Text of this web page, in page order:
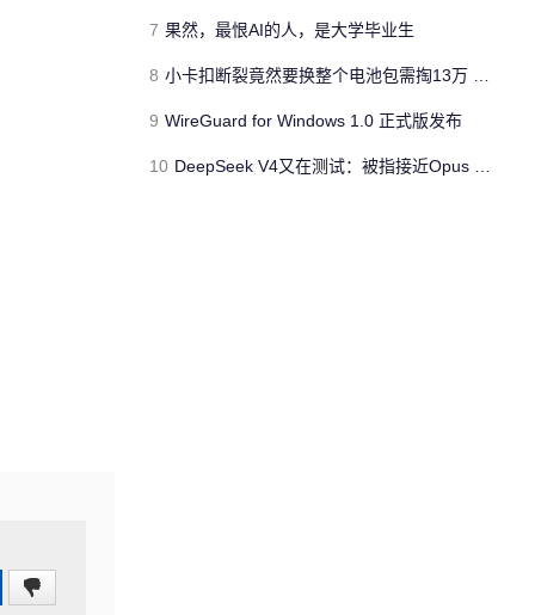
7 果然，最恨AI的人，是大学毕业生
8 小卡扣断裂竟然要换整个电池包需掏13万 新能源车主崩溃了
9 WireGuard for Windows 1.0 正式版发布
10 DeepSeek V4又在测试：被指接近Opus 4.5 但不会太便宜